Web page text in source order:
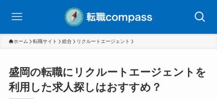
ホーム 転職サイト 総合 リクルートエージェント
盛岡の転職にリクルートエージェントを
利用した求人探しはおすすめ？